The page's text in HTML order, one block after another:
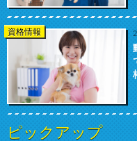
資格情報
ピックアップ